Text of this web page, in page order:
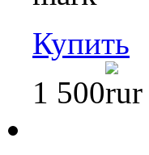
Купить
1 500